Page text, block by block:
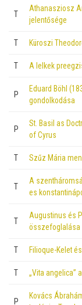
T
Athanasziosz
jelentősége
T Küroszi
T A lelkek
P
Eduard Böhl
gondolkodása
P
St. Basil as
of Cyrus
T Szűz Mária
T
A
es
T
Augustinus és
összefoglalása
T Filioque-Kelet
T „Vita angelica”
P
Kovács